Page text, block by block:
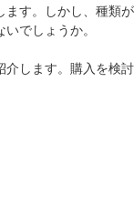
ます。しかし、種類が
でしょうか。
介します。購入を検討